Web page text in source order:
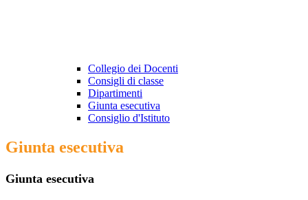
Collegio dei Docenti
Consigli di classe
Dipartimenti
Giunta esecutiva
Consiglio d'Istituto
Giunta esecutiva
Giunta esecutiva